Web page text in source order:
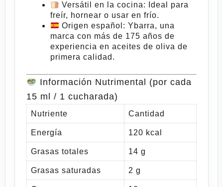
Versátil en la cocina: Ideal para
freír, hornear o usar en frío.
Origen español : Ybarra, una
marca con más de 175 años de
experiencia en aceites de oliva de
primera calidad.
Información Nutrimental (por cada
15 ml / 1 cucharada)
Nutriente Cantidad
Energía 120 kcal
Grasas totales 14 g
Grasas saturadas 2 g